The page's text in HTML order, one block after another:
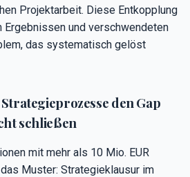
Projektarbeit. Diese Entkopplung
und verschwendeten
das systematisch gelöst
den Gap
schließen
mit mehr als 10 Mio. EUR
Muster: Strategieklausur im